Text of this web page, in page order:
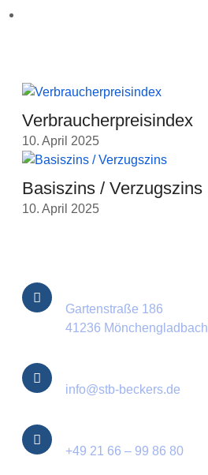
Verbraucherpreisindex
10. April 2025
Basiszins / Verzugszins
10. April 2025
Gartenstraße 186
41236 Mönchengladbach
info@stb-beckers.de
+49 21 66 – 99 86 80